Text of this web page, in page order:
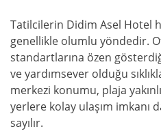
Tatilcilerin Didim Asel Hotel
genellikle olumlu yöndedir.
standartlarına özen
ve yardımsever olduğu
merkezi konumu, plaja
yerlere kolay ulaşım imkanı
sayılır.